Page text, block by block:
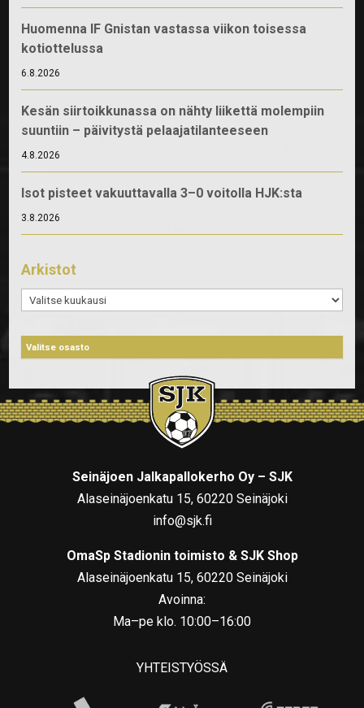
Huomenna IF Gnistan vastassa viikon toisessa
kotiottelussa
6.8.2026
Kesän siirtoikkunassa on nähty liikettä molempiin
suuntiin – päivitystä pelaajatilanteeseen
4.8.2026
Isot pisteet vakuuttavalla 3–0 voitolla HJK:sta
3.8.2026
Arkistot
Arkistot
Seinäjoen Jalkapallokerho Oy – SJK
Alaseinäjoenkatu 15, 60220 Seinäjoki
info@sjk.fi
OmaSp Stadionin toimisto & SJK Shop
Alaseinäjoenkatu 15, 60220 Seinäjoki
Avoinna:
Ma–pe klo. 10:00–16:00
YHTEISTYÖSSÄ